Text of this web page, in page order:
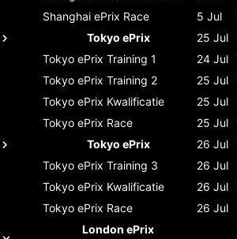
Shanghai ePrix Race 5 Jul
Tokyo ePrix
25 Jul
Tokyo ePrix Training 1 24 Jul
Tokyo ePrix Training 2 25 Jul
Tokyo ePrix Kwalificatie 25 Jul
Tokyo ePrix Race 25 Jul
Tokyo ePrix
26 Jul
Tokyo ePrix Training 3 26 Jul
Tokyo ePrix Kwalificatie 26 Jul
Tokyo ePrix Race 26 Jul
London ePrix